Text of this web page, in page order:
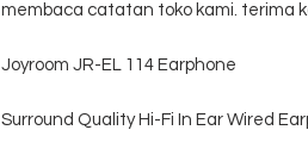
membaca catatan toko kami. terima
Joyroom JR-EL 114 Earphone
Surround Quality Hi-Fi In Ear Wired